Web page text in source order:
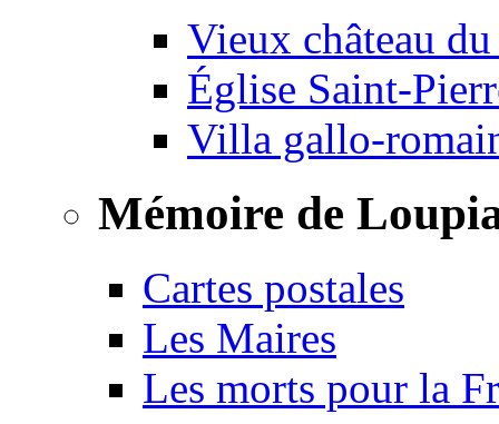
Vieux château
Église Saint-
Villa gallo-
Mémoire de
Cartes postales
Les Maires
Les morts pour la